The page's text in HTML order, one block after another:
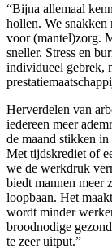
“Bijna allemaal
hollen. We snakken
voor (mantel)zorg.
sneller. Stress en
individueel gebrek,
Herverdelen van
iedereen meer
de maand stikken
Met tijdskrediet of
we de werkdruk
biedt mannen meer
loopbaan. Het
wordt minder
broodnodige
te zeer uitput.”